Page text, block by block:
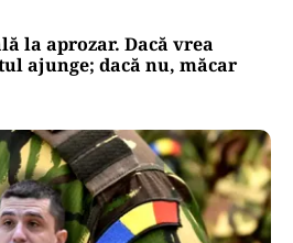
la aprozar. Dacă vrea
ajunge; dacă nu, măcar